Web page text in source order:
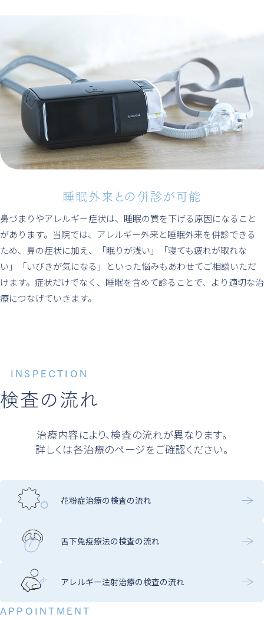
睡眠外来との併診が可能
鼻づまりやアレルギー症状は、睡眠の質を下げる原因になること
があります。当院では、アレルギー外来と睡眠外来を併診できる
ため、鼻の症状に加え、「眠りが浅い」「寝ても疲れが取れな
い」「いびきが気になる」といった悩みもあわせてご相談いただ
けます。症状だけでなく、睡眠を含めて診ることで、より適切な治
療につなげていきます。
INSPECTION
検査の流れ
治療内容により、検査の流れが異なります。
詳しくは各治療のページをご確認ください。
花粉症治療の検査の流れ
舌下免疫療法の検査の流れ
アレルギー注射治療の検査の流れ
APPOINTMENT